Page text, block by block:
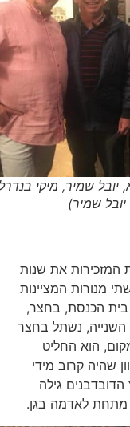
שמיר, מיקי בנדרלי
את שנות
הכנסת (1867-1938) ושתי מנורות המציינות
הכנסת, בחצר,
נשתל בחצר
הוא החליט
קרוב מידי
גילה
לאדמה בגן.